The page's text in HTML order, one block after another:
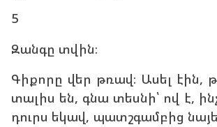
5
Զանգը տվին։
Գիքորը վեր թռավ։ Ասել էին,
տալիս են, գնա տեսնի՝ ով է,
դուրս եկավ, պատշգամբից